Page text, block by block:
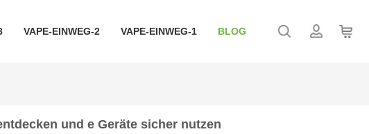
VAPE-EINWEG-2 VAPE-EINWEG-1 BLOG
und e Geräte sicher nutzen